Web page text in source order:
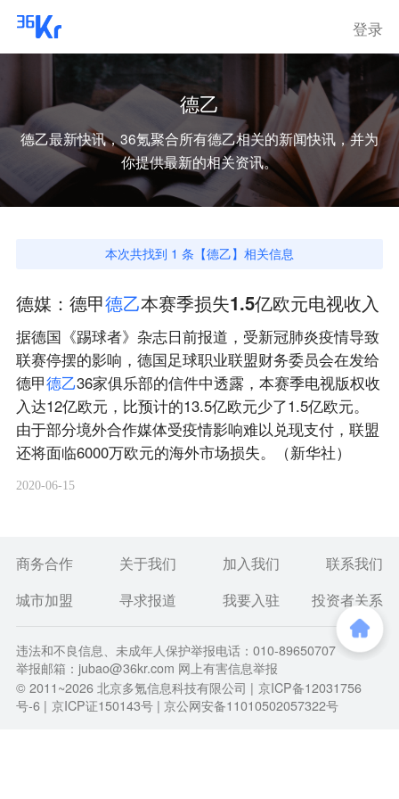
登录
德乙
德乙最新快讯，36氪聚合所有德乙相关的新闻快讯，并为
你提供最新的相关资讯。
本次共找到 1 条【德乙】相关信息
德媒：德甲德乙本赛季损失1.5亿欧元电视收入
据德国《踢球者》杂志日前报道，受新冠肺炎疫情导致
联赛停摆的影响，德国足球职业联盟财务委员会在发给
德甲德乙36家俱乐部的信件中透露，本赛季电视版权收
入达12亿欧元，比预计的13.5亿欧元少了1.5亿欧元。
由于部分境外合作媒体受疫情影响难以兑现支付，联盟
还将面临6000万欧元的海外市场损失。（新华社）
2020-06-15
商务合作 关于我们 加入我们
联系我们
城市加盟
寻求报道 我要入驻 投资者关系
违法和不良信息、未成年人保护举报电话：010-89650707
举报邮箱：jubao@36kr.com 网上有害信息举报
© 2011~2026北京多氪信息科技有限公司 | 京ICP备12031756
号-6 | 京ICP证150143号 | 京公网安备11010502057322号